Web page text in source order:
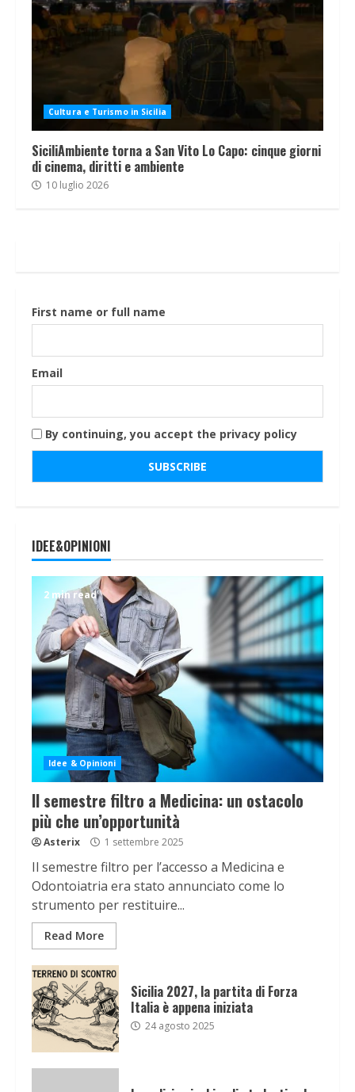
Cultura e Turismo in Sicilia
SiciliAmbiente torna a San Vito Lo Capo: cinque giorni
di cinema, diritti e ambiente
10 luglio 2026
First name or full name
Email
By continuing, you accept the privacy policy
IDEE&OPINIONI
2 min read
Idee & Opinioni
Il semestre filtro a Medicina: un ostacolo
più che un’opportunità
Asterix 1 settembre 2025
Il semestre filtro per l’accesso a Medicina e
Odontoiatria era stato annunciato come lo
strumento per restituire...
Read More
Sicilia 2027, la partita di Forza
Italia è appena iniziata
24 agosto 2025